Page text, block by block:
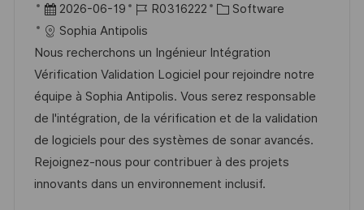
a
c
n
b
c
a
c
i
ó
n
F
e
c
h
a
d
e
p
u
2026-06-19
I
D
d
e
e
m
p
l
e
R0316222
C
t
e
g
o
r
í
a
Software
Sophia Antipolis
Nous recherchons un Ingénieur Intégration
Vérification Validation Logiciel pour rejoindre notre
équipe à Sophia Antipolis. Vous serez responsable
de l'intégration, de la vérification et de la validation
de logiciels pour des systèmes de sonar avancés.
Rejoignez-nous pour contribuer à des projets
innovants dans un environnement inclusif.